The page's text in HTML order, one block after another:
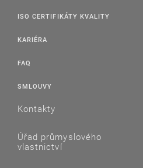
ISO CERTIFIKÁTY KVALITY
KARIÉRA
FAQ
SMLOUVY
Kontakty
Úřad průmyslového
vlastnictví